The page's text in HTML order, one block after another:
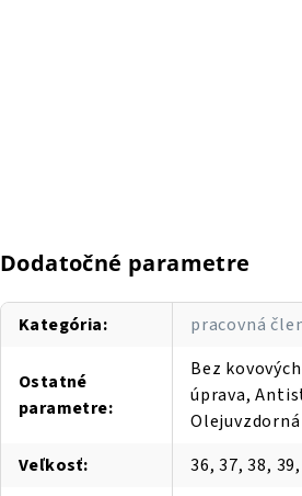
Dodatočné parametre
Kategória: pracovná
Ostatné
parametre:
Bez
úprava,
Veľkosť:
36, 37, 38,